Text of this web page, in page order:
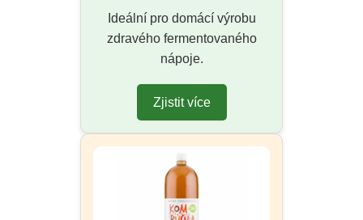
Ideální pro domácí výrobu
zdravého fermentovaného
nápoje.
Zjistit více